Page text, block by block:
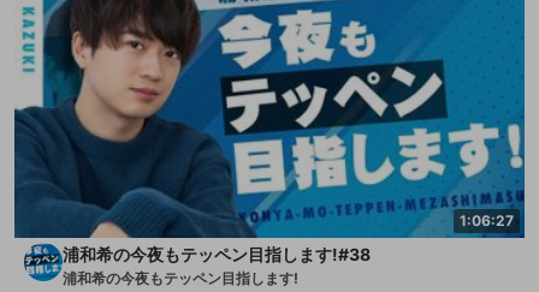
1:06:27
浦和希の今夜もテッペン目指します!#38
浦和希の今夜もテッペン目指します!